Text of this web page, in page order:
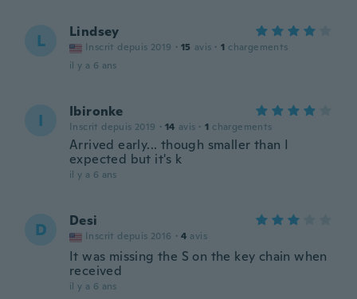
L Lindsey
Inscrit depuis 2019 · 15 avis · 1 chargements
il y a 6 ans
I Ibironke
Inscrit depuis 2019 · 14 avis · 1 chargements
Arrived early... though smaller than I
expected but it's k
il y a 6 ans
D Desi
Inscrit depuis 2016 · 4 avis
It was missing the S on the key chain when
received
il y a 6 ans